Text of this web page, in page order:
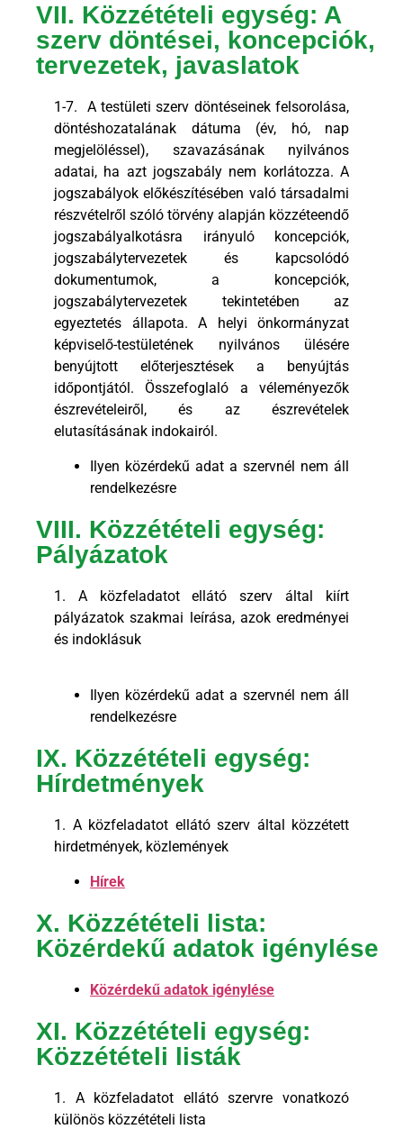
VII. Közzétételi egység: A
szerv döntései, koncepciók,
tervezetek, javaslatok
1-7. A testületi szerv döntéseinek felsorolása,
döntéshozatalának dátuma (év, hó, nap
megjelöléssel), szavazásának nyilvános
adatai, ha azt jogszabály nem korlátozza. A
jogszabályok előkészítésében való társadalmi
részvételről szóló törvény alapján közzéteendő
jogszabályalkotásra irányuló koncepciók,
jogszabálytervezetek és kapcsolódó
dokumentumok, a koncepciók,
jogszabálytervezetek tekintetében az
egyeztetés állapota. A helyi önkormányzat
képviselő-testületének nyilvános ülésére
benyújtott előterjesztések a benyújtás
időpontjától. Összefoglaló a véleményezők
észrevételeiről, és az észrevételek
elutasításának indokairól.
Ilyen közérdekű adat a szervnél nem áll
rendelkezésre
VIII. Közzétételi egység:
Pályázatok
1. A közfeladatot ellátó szerv által kiírt
pályázatok szakmai leírása, azok eredményei
és indoklásuk
Ilyen közérdekű adat a szervnél nem áll
rendelkezésre
IX. Közzétételi egység:
Hírdetmények
1. A közfeladatot ellátó szerv által közzétett
hirdetmények, közlemények
Hírek
X. Közzétételi lista:
Közérdekű adatok igénylése
Közérdekű adatok igénylése
XI. Közzétételi egység:
Közzétételi listák
1. A közfeladatot ellátó szervre vonatkozó
különös közzétételi lista